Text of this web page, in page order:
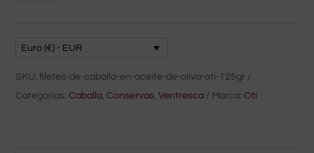
en
Oliva
Euro (€) - EUR
SKU:filetes-de-caballa-en-aceite-de-oliva-oti-125gr
Categorías:Caballa ,Conservas ,Ventresca Marca:Oti